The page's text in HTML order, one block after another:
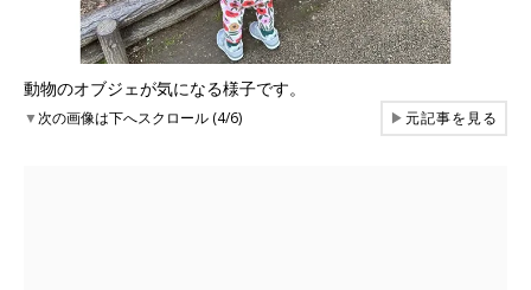
動物のオブジェが気になる様子です。
▼次の画像は下へスクロール (4/6) ▶元記事を見る